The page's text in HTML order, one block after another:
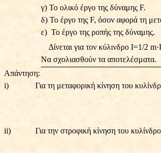
γ) Το ολικό έργο της δύναμης F.
δ) Το έργο της F, όσον αφορά τη
ε) Το έργο της ροπής της δύναμης.
Δίνεται για τον κύλινδρο Ι=1/2 m·
Να σχολιασθούν τα αποτελέσματα.
Απάντηση:
i)
Για τη μεταφορική κίνηση του
ii)
Για την στροφική κίνηση του